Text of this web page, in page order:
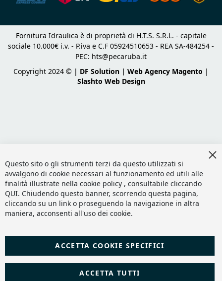
Fornitura Idraulica è di proprietà di H.T.S. S.R.L. - capitale
sociale 10.000€ i.v. - P.iva e C.F 05924510653 - REA SA-484254 -
PEC: hts@pecaruba.it
Copyright 2024 © | DF Solution | Web Agency Magento |
Slashto Web Design
Questo sito o gli strumenti terzi da questo utilizzati si
avvalgono di cookie necessari al funzionamento ed utili alle
finalità illustrate nella cookie policy , consultabile cliccando
QUI. Chiudendo questo banner, scorrendo questa pagina,
cliccando su un link o proseguendo la navigazione in altra
maniera, acconsenti all'uso dei cookie.
ACCETTA TUTTI
ACCETTA COOKIE SPECIFICI